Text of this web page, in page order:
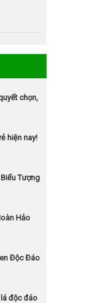
chọn,
hiện nay!
Tượng
Hảo
Độc Đáo
độc đáo